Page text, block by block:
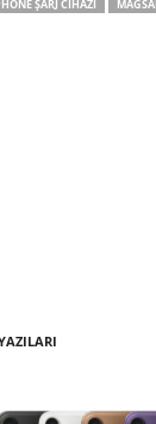
ŞARJ CIHAZI